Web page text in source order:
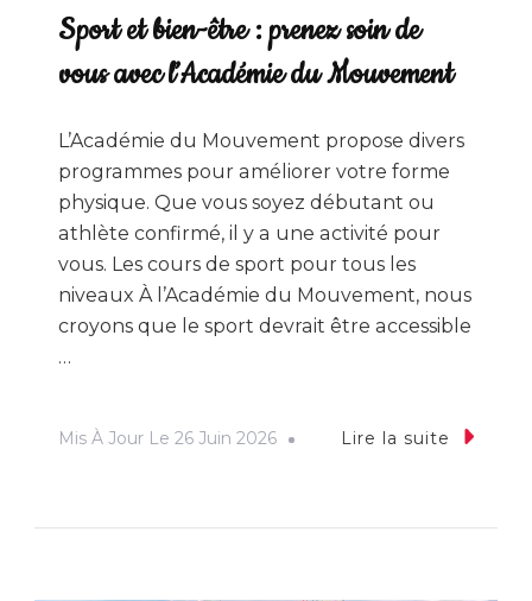
Sport et bien-être : prenez soin de
vous avec l’Académie du Mouvement
L’Académie du Mouvement propose divers
programmes pour améliorer votre forme
physique. Que vous soyez débutant ou
athlète confirmé, il y a une activité pour
vous. Les cours de sport pour tous les
niveaux À l’Académie du Mouvement, nous
croyons que le sport devrait être accessible
…
Mis À Jour Le 26 Juin 2026 Lire la suite